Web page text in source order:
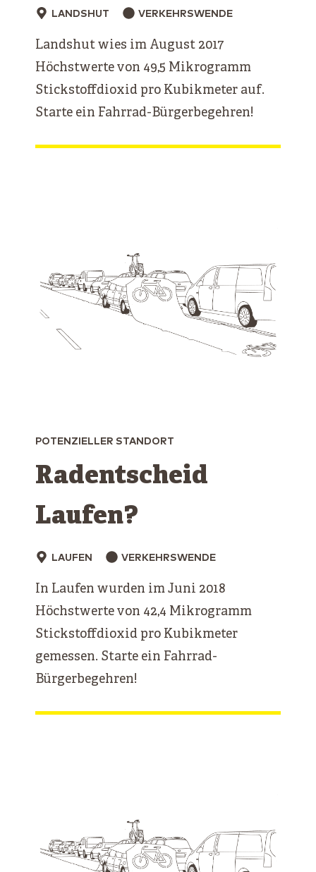
LANDSHUT VERKEHRSWENDE
Landshut wies im August 2017
Höchstwerte von 49,5 Mikrogramm
Stickstoffdioxid pro Kubikmeter auf.
Starte ein Fahrrad-Bürgerbegehren!
POTENZIELLER STANDORT
Radentscheid
Laufen?
LAUFEN VERKEHRSWENDE
In Laufen wurden im Juni 2018
Höchstwerte von 42,4 Mikrogramm
Stickstoffdioxid pro Kubikmeter
gemessen. Starte ein Fahrrad-
Bürgerbegehren!